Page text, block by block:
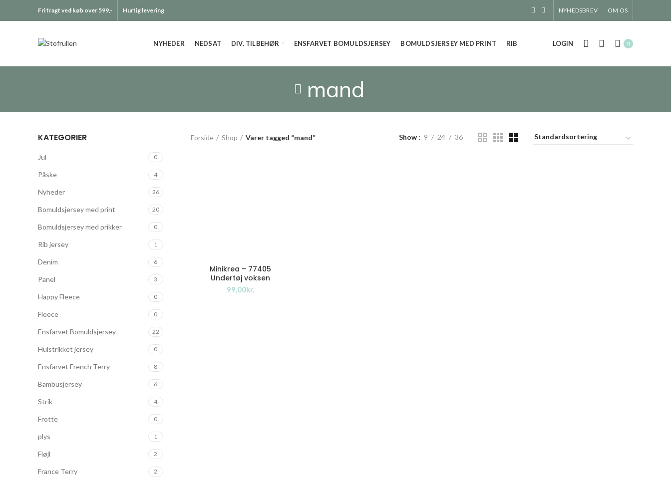
Fri fragt ved køb over 599,- Hurtig levering NYHEDSBREV OM OS
NYHEDER NEDSAT DIV. TILBEHØR ENSFARVET BOMULDSJERSEY BOMULDSJERSEY MED PRINT RIB LOGIN 0
mand
KATEGORIER
Jul 0
Påske 4
Nyheder 26
Bomuldsjersey med print 20
Bomuldsjersey med prikker 0
Rib jersey 1
Denim 6
Panel 3
Happy Fleece 0
Fleece 0
Ensfarvet Bomuldsjersey 22
Hulstrikket jersey 0
Ensfarvet French Terry 8
Bambusjersey 6
Strik 4
Frotte 0
plys 1
Fløjl 2
France Terry 2
Forside Shop Varer tagged “mand” Show 9 24 36
Minikrea – 77405
Undertøj voksen
kr.